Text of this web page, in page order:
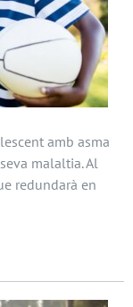
amb asma
malaltia. Al
redundarà en